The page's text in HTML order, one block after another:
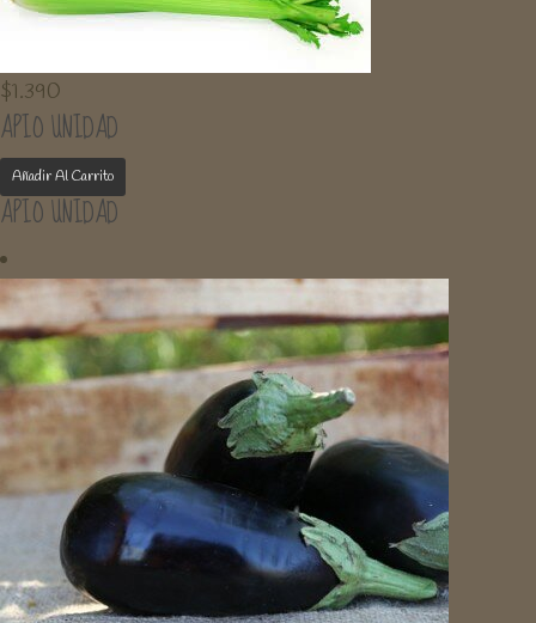
$1.390
APIO UNIDAD
Añadir Al Carrito
APIO UNIDAD